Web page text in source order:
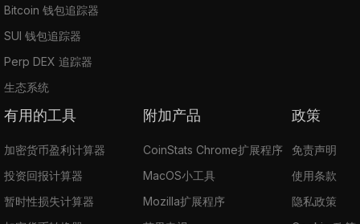
Bitcoin 钱包追踪器
SUI 钱包追踪器
Perp DEX 追踪器
生态系统
有用的工具
加密货币盈利计算器
投资回报计算器
暂时性损失计算器
附加产品
CoinStats Chrome扩展程序
MacOS小工具
Mozilla扩展程序
政策
免责声明
使用条款
隐私政策